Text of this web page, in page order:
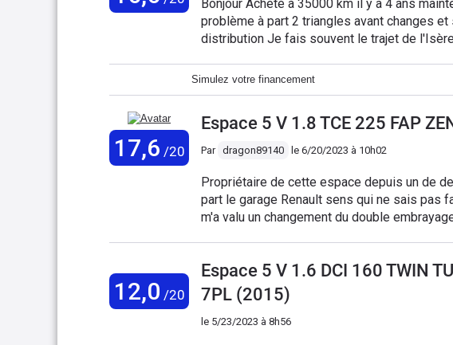
gigantesque, là, le 5 s'apparente clairement
Bonjour Acheté à 35000 km il y a 4 ans maintenant 100000 km entretien suivi aucun
problème à part 2 triangles avant changes
distribution Je fais souvent le trajet de
bagages Très bonne sono Vu les avis défavorables je pense que je vais la vendre
avant une casse moteur Cordialement
Simulez votre financement
17,6 /20
Espace 5 V 1.8 TCE 225 FAP
Par dragon89140 le 6/20/2023 à 10h02
Propriétaire de cette espace depuis un de
part le garage Renault sens qui ne sais pas
m'a valu un changement du double
sans diagnostiqué vraiment le problème qui
120€ de main d'œuvre. A part ça le véhicule
pour son gabarit avec son 1.8 tce 225cv et
conduite souple que soutenue et pour se
12,0 /20
Espace 5 V 1.6 DCI 160 TWIN
7PL (2015)
le 5/23/2023 à 8h56